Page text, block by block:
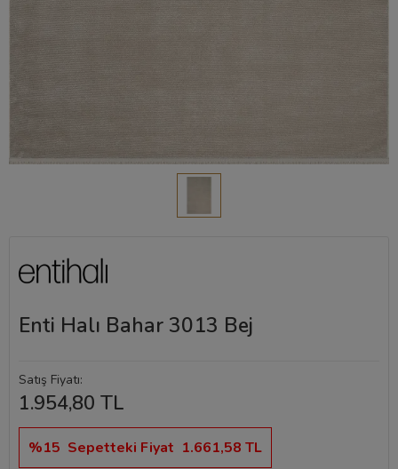
Enti Halı Bahar 3013 Bej
Satış Fiyatı:
1.954,80 TL
%15 Sepetteki Fiyat 1.661,58 TL